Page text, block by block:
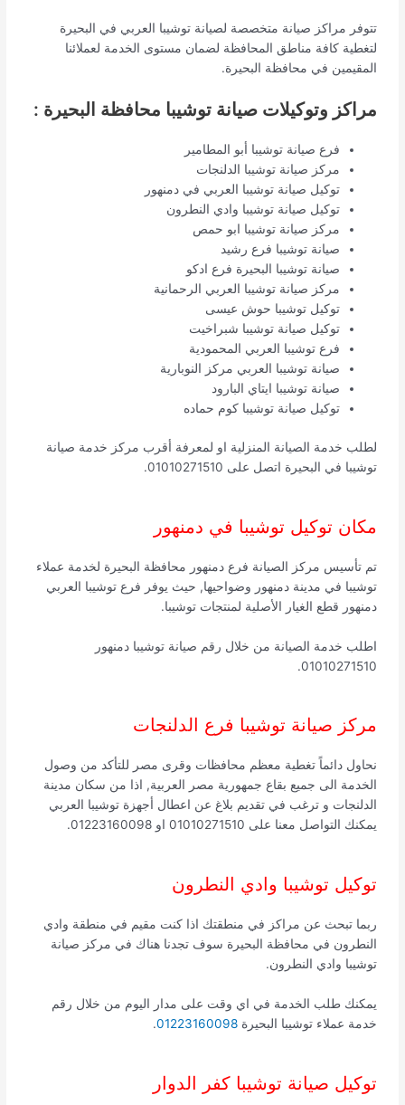
تتوفر مراكز صيانة متخصصة لصيانة توشيبا العربي في البحيرة
لتغطية كافة مناطق المحافظة لضمان مستوى الخدمة لعملائنا
المقيمين في محافظة البحيرة.
مراكز وتوكيلات صيانة توشيبا محافظة البحيرة :
فرع صيانة توشيبا أبو المطامير
مركز صيانة توشيبا الدلنجات
توكيل صيانة توشيبا العربي في دمنهور
توكيل صيانة توشيبا وادي النطرون
مركز صيانة توشيبا ابو حمص
صيانة توشيبا فرع رشيد
صيانة توشيبا البحيرة فرع ادكو
مركز صيانة توشيبا العربي الرحمانية
توكيل توشيبا حوش عيسى
توكيل صيانة توشيبا شبراخيت
فرع توشيبا العربي المحمودية
صيانة توشيبا العربي مركز النوبارية
صيانة توشيبا ايتاي البارود
توكيل صيانة توشيبا كوم حماده
لطلب خدمة الصيانة المنزلية او لمعرفة أقرب مركز خدمة صيانة
توشيبا في البحيرة اتصل على 01010271510.
مكان توكيل توشيبا في دمنهور
تم تأسيس مركز الصيانة فرع دمنهور محافظة البحيرة لخدمة عملاء
توشيبا في مدينة دمنهور وضواحيها, حيث يوفر فرع توشيبا العربي
دمنهور قطع الغيار الأصلية لمنتجات توشيبا.
اطلب خدمة الصيانة من خلال رقم صيانة توشيبا دمنهور
01010271510.
مركز صيانة توشيبا فرع الدلنجات
نحاول دائماً تغطية معظم محافظات وقرى مصر للتأكد من وصول
الخدمة الى جميع بقاع جمهورية مصر العربية, اذا من سكان مدينة
الدلنجات و ترغب في تقديم بلاغ عن اعطال أجهزة توشيبا العربي
يمكنك التواصل معنا على 01010271510 او 01223160098.
توكيل توشيبا وادي النطرون
ربما تبحث عن مراكز في منطقتك اذا كنت مقيم في منطقة وادي
النطرون في محافظة البحيرة سوف تجدنا هناك في مركز صيانة
توشيبا وادي النطرون.
يمكنك طلب الخدمة في اي وقت على مدار اليوم من خلال رقم
خدمة عملاء توشيبا البحيرة01223160098
.
توكيل صيانة توشيبا كفر الدوار